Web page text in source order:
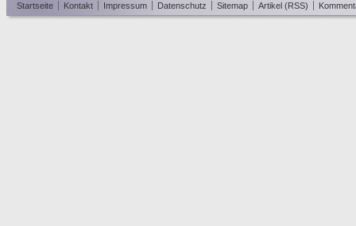
Startseite Kontakt Impressum Datenschutz Sitemap Artikel (RSS)